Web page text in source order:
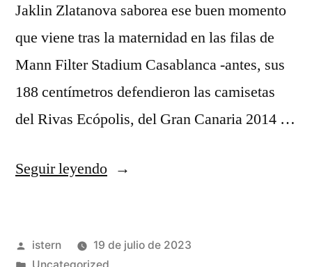
Jaklin Zlatanova saborea ese buen momento
que viene tras la maternidad en las filas de
Mann Filter Stadium Casablanca -antes, sus
188 centímetros defendieron las camisetas
del Rivas Ecópolis, del Gran Canaria 2014 …
Seguir leyendo«camisetas
Publicado
por
istern
19 de julio de 2023
Publicado